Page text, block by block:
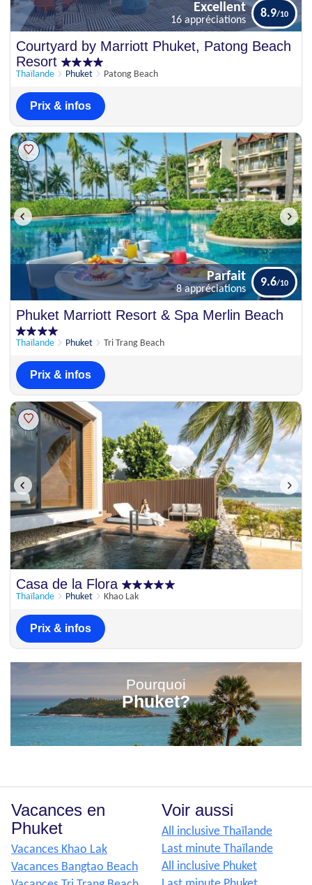
Excellent
16 appréciations
8.9
Courtyard by Marriott Phuket, Patong Beach
Resort
Thaïlande Phuket Patong Beach
Excellent
16 appréciations
8.9
Prix & infos
Parfait
8 appréciations
9.6
Phuket Marriott Resort & Spa Merlin Beach
Thaïlande Phuket Tri Trang Beach
Parfait
8 appréciations
9.6
Prix & infos
Casa de la Flora
Thaïlande Phuket Khao Lak
Prix & infos
Pourquoi
Phuket?
Vacances en
Phuket
Vacances Khao Lak
Vacances Bangtao Beach
Voir aussi
All inclusive Thaïlande
Last minute Thaïlande
All inclusive Phuket